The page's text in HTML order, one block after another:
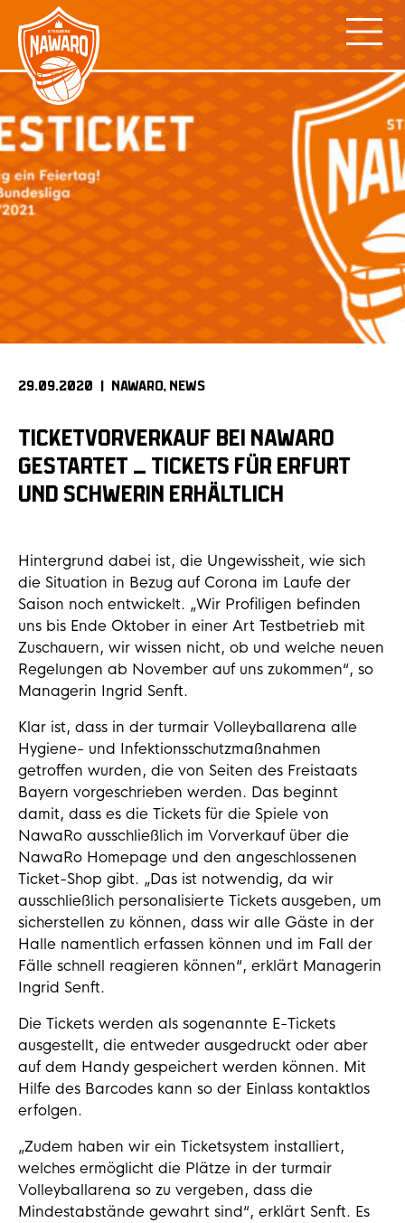
content
29.09.2020 | NAWARO NEWS
TICKETVORVERKAUF BEI NAWARO
GESTARTET – TICKETS FÜR ERFURT
UND SCHWERIN ERHÄLTLICH
Hintergrund dabei ist, die Ungewissheit, wie sich
die Situation in Bezug auf Corona im Laufe der
Saison noch entwickelt. „Wir Profiligen befinden
uns bis Ende Oktober in einer Art Testbetrieb mit
Zuschauern, wir wissen nicht, ob und welche neuen
Regelungen ab November auf uns zukommen“, so
Managerin Ingrid Senft.
Klar ist, dass in der turmair Volleyballarena alle
Hygiene- und Infektionsschutzmaßnahmen
getroffen wurden, die von Seiten des Freistaats
Bayern vorgeschrieben werden. Das beginnt
damit, dass es die Tickets für die Spiele von
NawaRo ausschließlich im Vorverkauf über die
NawaRo Homepage und den angeschlossenen
Ticket-Shop gibt. „Das ist notwendig, da wir
ausschließlich personalisierte Tickets ausgeben, um
sicherstellen zu können, dass wir alle Gäste in der
Halle namentlich erfassen können und im Fall der
Fälle schnell reagieren können“, erklärt Managerin
Ingrid Senft.
Die Tickets werden als sogenannte E-Tickets
ausgestellt, die entweder ausgedruckt oder aber
auf dem Handy gespeichert werden können. Mit
Hilfe des Barcodes kann so der Einlass kontaktlos
erfolgen.
„Zudem haben wir ein Ticketsystem installiert,
welches ermöglicht die Plätze in der turmair
Volleyballarena so zu vergeben, dass die
Mindestabstände gewahrt sind“, erklärt Senft. Es